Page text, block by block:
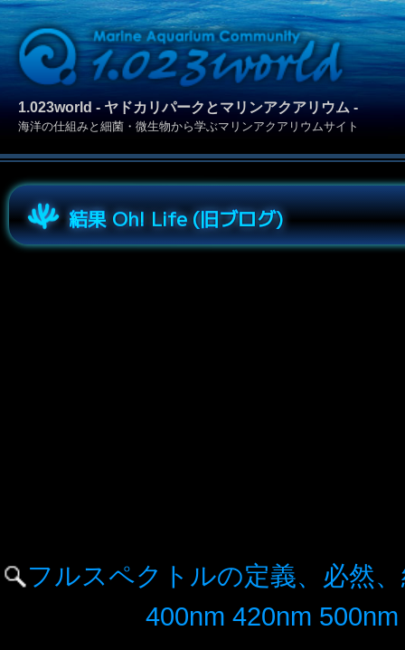
1.023world - ヤドカリパークとマリンアクアリウム -
海洋の仕組みと細菌・微生物から学ぶマリンアクアリウムサイト
結果 Oh! Life (旧ブログ)
フルスペクトルの定義、必然
400nm 420nm